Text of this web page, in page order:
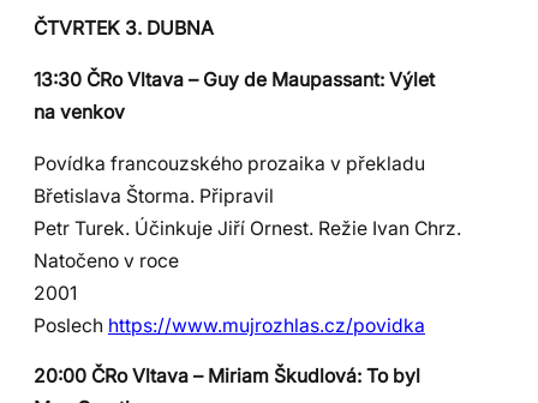
ČTVRTEK 3. DUBNA
13:30 ČRo Vltava – Guy de Maupassant: Výlet
na venkov
Povídka francouzského prozaika v překladu
Břetislava Štorma. Připravil
Petr Turek. Účinkuje Jiří Ornest. Režie Ivan Chrz.
Natočeno v roce
2001
Poslech https://www.mujrozhlas.cz/povidka
20:00 ČRo Vltava – Miriam Škudlová: To byl